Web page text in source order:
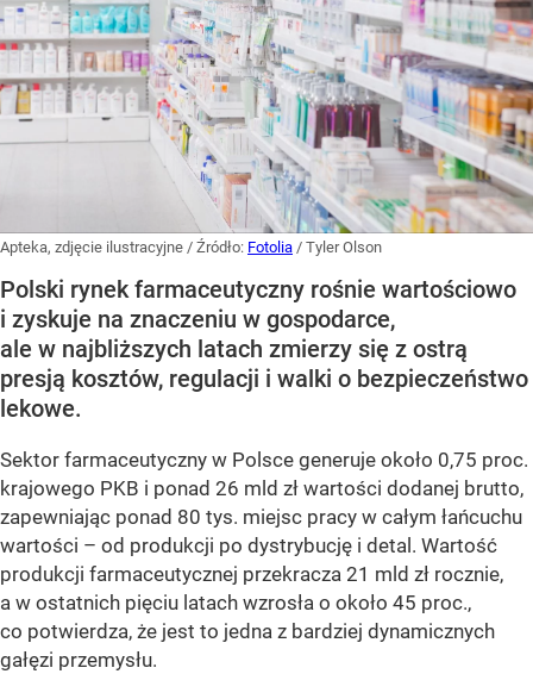
Apteka, zdjęcie ilustracyjne / Źródło: Fotolia / Tyler Olson
Polski rynek farmaceutyczny rośnie wartościowo
i zyskuje na znaczeniu w gospodarce,
ale w najbliższych latach zmierzy się z ostrą
presją kosztów, regulacji i walki o bezpieczeństwo
lekowe.
Sektor farmaceutyczny w Polsce generuje około 0,75 proc.
krajowego PKB i ponad 26 mld zł wartości dodanej brutto,
zapewniając ponad 80 tys. miejsc pracy w całym łańcuchu
wartości – od produkcji po dystrybucję i detal. Wartość
produkcji farmaceutycznej przekracza 21 mld zł rocznie,
a w ostatnich pięciu latach wzrosła o około 45 proc.,
co potwierdza, że jest to jedna z bardziej dynamicznych
gałęzi przemysłu.